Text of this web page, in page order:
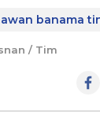
banama
/ Tim